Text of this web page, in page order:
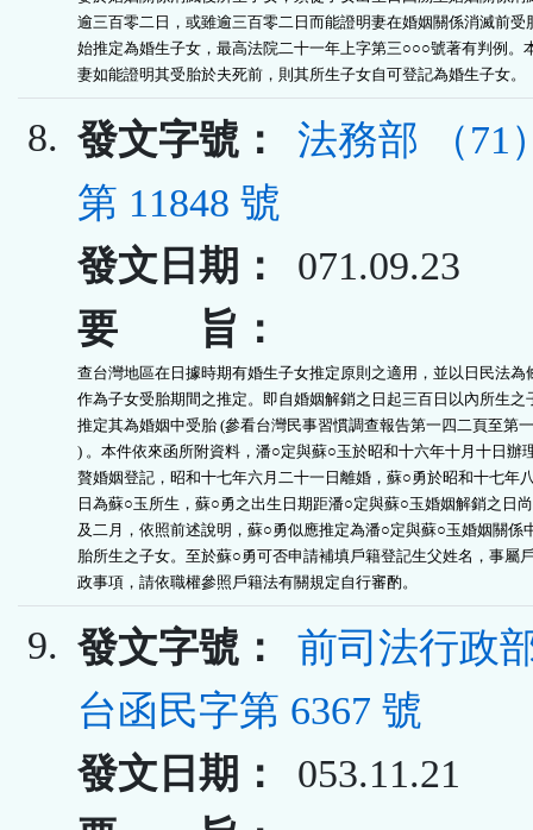
逾三百零二日，或雖逾三百零二日而能證明妻在婚姻關係消滅前受
始推定為婚生子女，最高法院二十一年上字第三○○○號著有判例。
妻如能證明其受胎於夫死前，則其所生子女自可登記為婚生子女。
8. 發文字號：
法務部 （71
第 11848 號
發文日期：
071.09.23
要 旨：
查台灣地區在日據時期有婚生子女推定原則之適用，並以日民法為
作為子女受胎期間之推定。即自婚姻解銷之日起三百日以內所生之
推定其為婚姻中受胎 (參看台灣民事習慣調查報告第一四二頁至第
) 。本件依來函所附資料，潘○定與蘇○玉於昭和十六年十月十日辦
贅婚姻登記，昭和十七年六月二十一日離婚，蘇○勇於昭和十七年
日為蘇○玉所生，蘇○勇之出生日期距潘○定與蘇○玉婚姻解銷之日
及二月，依照前述說明，蘇○勇似應推定為潘○定與蘇○玉婚姻關係
胎所生之子女。至於蘇○勇可否申請補填戶籍登記生父姓名，事屬
政事項，請依職權參照戶籍法有關規定自行審酌。
9. 發文字號：
前司法行政
台函民字第 6367 號
發文日期：
053.11.21